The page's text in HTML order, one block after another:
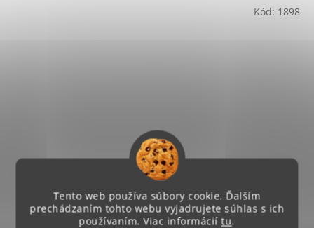
Tento web používa súbory cookie. Ďalším
prechádzaním tohto webu vyjadrujete súhlas s ich
používaním. Viac informáciítu.
Kód: 1898